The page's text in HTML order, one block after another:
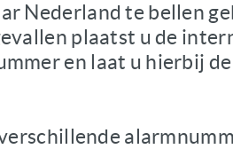
Nederland te bellen
plaatst u de
en laat u hierbij